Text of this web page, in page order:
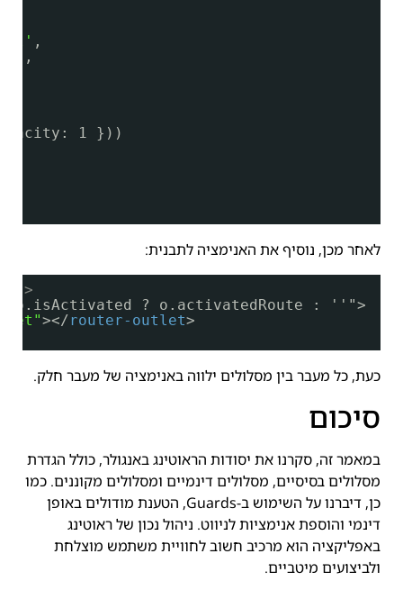
,
],
1 }))
לאחר מכן, נוסיף את האנימציה לתבנית:
-->
? o.activatedRoute : ''">
></router-outlet>
כעת, כל מעבר בין מסלולים ילווה באנימציה של מעבר חלק.
סיכום
במאמר זה, סקרנו את יסודות הראוטינג באנגולר, כולל הגדרת
מסלולים בסיסיים, מסלולים דינמיים ומסלולים מקוננים. כמו
כן, דיברנו על השימוש ב-Guards, הטענת מודולים באופן
דינמי והוספת אנימציות לניווט. ניהול נכון של ראוטינג
באפליקציה הוא מרכיב חשוב לחוויית משתמש מוצלחת
ולביצועים מיטביים.